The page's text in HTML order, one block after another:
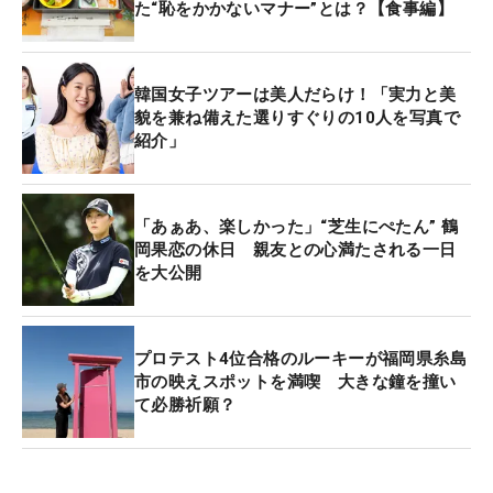
た“恥をかかないマナー”とは？【食事編】
韓国女子ツアーは美人だらけ！「実力と美
貌を兼ね備えた選りすぐりの10人を写真で
紹介」
「あぁあ、楽しかった」“芝生にぺたん” 鶴
岡果恋の休日 親友との心満たされる一日
を大公開
プロテスト4位合格のルーキーが福岡県糸島
市の映えスポットを満喫 大きな鐘を撞い
て必勝祈願？